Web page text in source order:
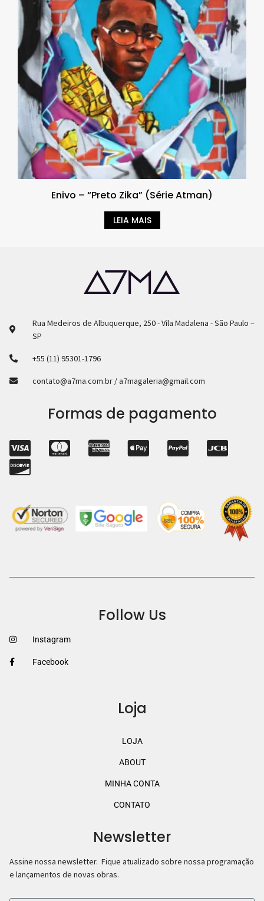
Enivo – “Preto Zika” (Série Atman)
LEIA MAIS
Rua Medeiros de Albuquerque, 250 - Vila Madalena - São Paulo –
SP
+55 (11) 95301-1796
contato@a7ma.com.br / a7magaleria@gmail.com
Formas de pagamento
Follow Us
Instagram
Facebook
Loja
LOJA
ABOUT
MINHA CONTA
CONTATO
Newsletter
Assine nossa newsletter. Fique atualizado sobre nossa programação
e lançamentos de novas obras.